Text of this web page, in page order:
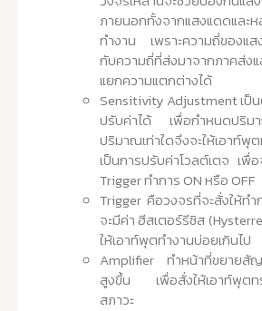
ภายนอกทั้งจากแสงแดดและ
ทำงาน เพราะความถี่ของแส
กับความถี่ที่ส่งมาจากภาคส่งแ
แยกความแตกต่างได้
Sensitivity Adjustment เป็
ปรับค่าได้ เพื่อกำหนดปริมา
ปริมาณเท่าใดจึงจะให้เอา
เป็นการปรับค่าโวลต์เตจ เพื่
Trigger ทำการ ON หรือ OFF
Trigger คือวงจรที่จะสั่งให้ท
จะมีค่า ฮีสเตอร์รีซิส
ให้เอาท์พุตทำงานบ่อยเกินไป
Amplifier ทำหน้าที่ขยายสั
สูงขึ้น เพื่อสั่งให้เอาท์พุตท
สภาวะ